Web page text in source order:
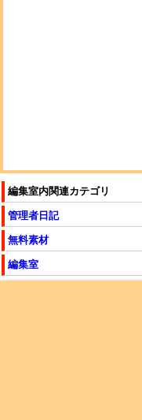
編集室内関連カテゴリ
管理者日記
無料素材
編集室